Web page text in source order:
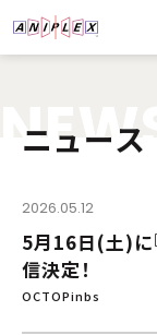
NEWS
ニュース
2026.05.12
5月16日(土)に
信決定！
OCTOPinbs